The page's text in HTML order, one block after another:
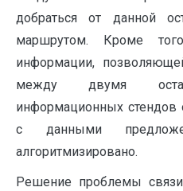
добраться от данной
маршрутом. Кроме
информации,
между двумя
информационных стендов
с данными
алгоритмизировано.
Решение проблемы